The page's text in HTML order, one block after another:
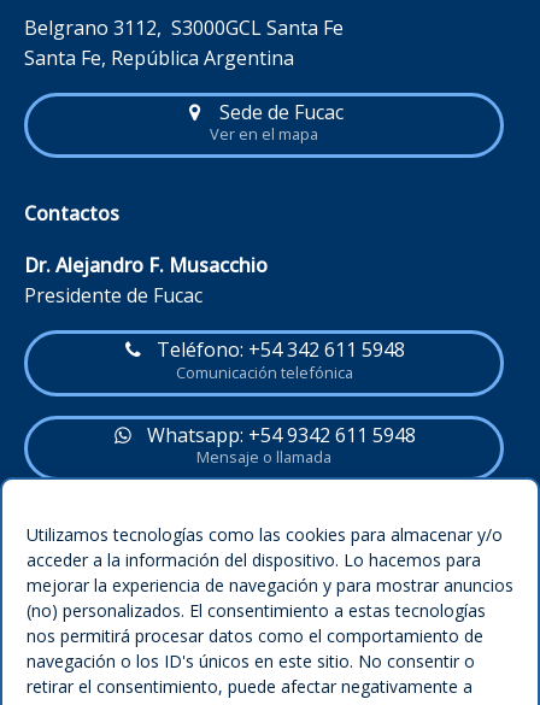
Utilizamos tecnologías como las cookies para almacenar y/o
acceder a la información del dispositivo. Lo hacemos para
mejorar la experiencia de navegación y para mostrar anuncios
(no) personalizados. El consentimiento a estas tecnologías
nos permitirá procesar datos como el comportamiento de
navegación o los ID's únicos en este sitio. No consentir o
retirar el consentimiento, puede afectar negativamente a
Belgrano 3112, S3000GCL Santa Fe
Santa Fe, República Argentina
Sede de Fucac
Ver en el mapa
Contactos
Dr. Alejandro F. Musacchio
Presidente de Fucac
Teléfono: +54 342 611 5948
Comunicación telefónica
Whatsapp: +54 9342 611 5948
Mensaje o llamada
Política del sitio
Legal
Condiciones
Privacidad
Política de cookies (UE)